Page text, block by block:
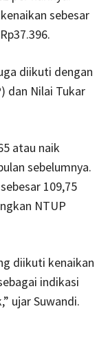
sebesar
diikuti dengan
dan Nilai Tukar
atau naik
sebelumnya.
109,75
NTUP
diikuti kenaikan
indikasi
ujar Suwandi.